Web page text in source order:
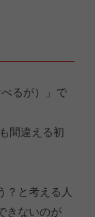
るが）」で
間違える初
？と考える人
きないのが